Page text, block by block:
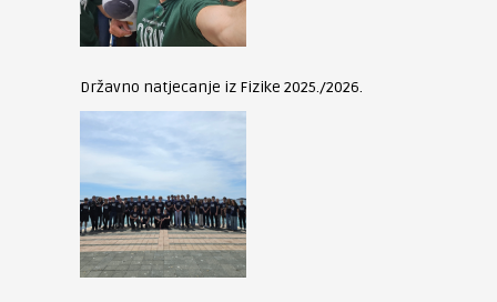
Državno natjecanje iz Fizike 2025./2026.